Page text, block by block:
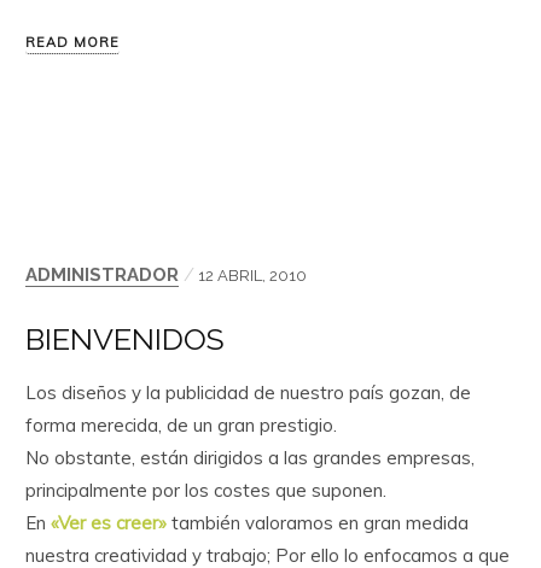
READ MORE
ADMINISTRADOR/ 12 ABRIL, 2010
BIENVENIDOS
Los diseños y la publicidad de nuestro país gozan, de
forma merecida, de un gran prestigio.
No obstante, están dirigidos a las grandes empresas,
principalmente por los costes que suponen.
En «Ver es creer»también valoramos en gran medida
nuestra creatividad y trabajo; Por ello lo enfocamos a que